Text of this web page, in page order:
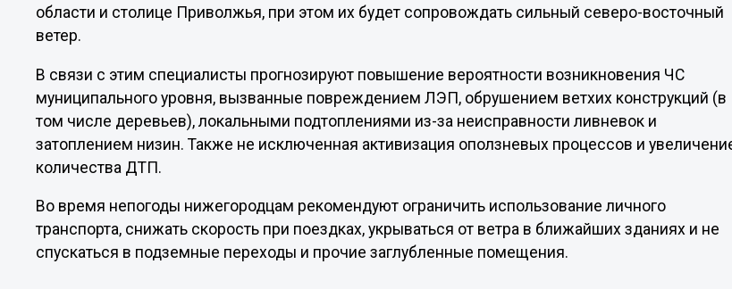
области и столице Приволжья, при этом их будет сопровождать сильный северо-восточный
ветер.
В связи с этим специалисты прогнозируют повышение вероятности возникновения ЧС
муниципального уровня, вызванные повреждением ЛЭП, обрушением ветхих конструкций (в
том числе деревьев), локальными подтоплениями из-за неисправности ливневок и
затоплением низин. Также не исключенная активизация оползневых процессов и
количества ДТП.
Во время непогоды нижегородцам рекомендуют ограничить использование личного
транспорта, снижать скорость при поездках, укрываться от ветра в ближайших зданиях и не
спускаться в подземные переходы и прочие заглубленные помещения.